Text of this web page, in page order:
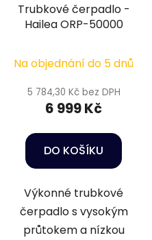
Trubkové čerpadlo -
Hailea ORP-50000
Na objednání do 5 dnů
5 784,30 Kč bez DPH
6 999 Kč
DO KOŠÍKU
Výkonné trubkové
čerpadlo s vysokým
průtokem a nízkou